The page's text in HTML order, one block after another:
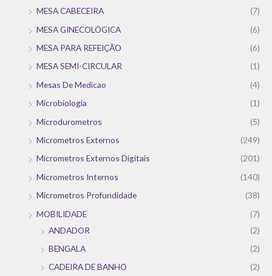
MESA CABECEIRA
(7)
MESA GINECOLÓGICA
(6)
MESA PARA REFEIÇÃO
(6)
MESA SEMI-CIRCULAR
(1)
Mesas De Medicao
(4)
Microbiologia
(1)
Microdurometros
(5)
Micrometros Externos
(249)
Micrometros Externos Digitais
(201)
Micrometros Internos
(140)
Micrometros Profundidade
(38)
MOBILIDADE
(7)
ANDADOR
(2)
BENGALA
(2)
CADEIRA DE BANHO
(2)